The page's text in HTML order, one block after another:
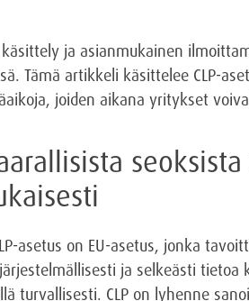
ja asianmukainen
Tämä artikkeli käsittelee CLP-
joiden aikana yritykset
asetus on EU-asetus, jonka
ja selkeästi
turvallisesti. CLP on lyhenne